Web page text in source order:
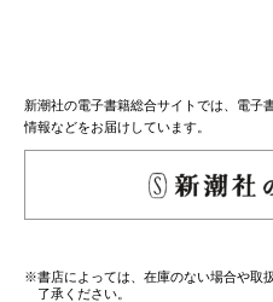
新潮社の電子書籍総合サイトでは、電子
情報などをお届けしています。
※書店によっては、在庫のない場合や取
了承ください。